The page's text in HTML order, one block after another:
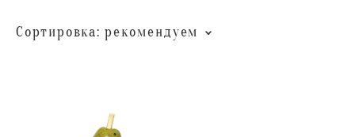
Сортировка: рекомендуем